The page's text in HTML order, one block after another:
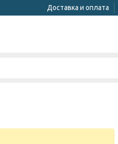
Доставка и оплата